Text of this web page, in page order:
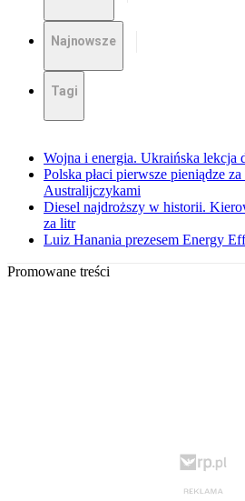
Najnowsze
Tagi
Wojna i energia. Ukraińska lekcja
Polska płaci pierwsze pieniądze
Australijczykami
Diesel najdroższy w historii.
za litr
Luiz Hanania prezesem Energy
Promowane treści